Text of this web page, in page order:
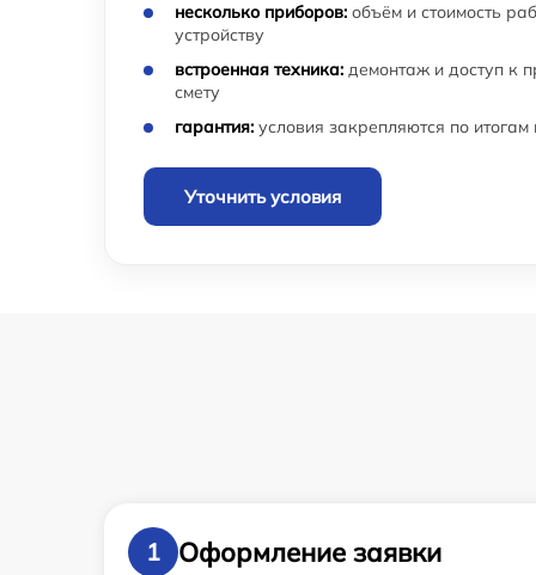
несколько приборов: объём и стоимость
устройству
встроенная техника: демонтаж и доступ к
смету
гарантия: условия закрепляются по
Уточнить условия
1 Оформление заявки